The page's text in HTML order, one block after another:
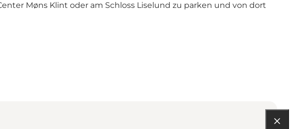
Møns Klint oder am Schloss Liselund zu parken und von dort